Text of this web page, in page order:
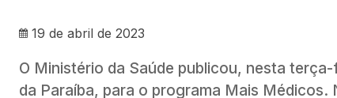
19 de abril de 2023
O Ministério da Saúde publicou, nesta
da Paraíba, para o programa Mais